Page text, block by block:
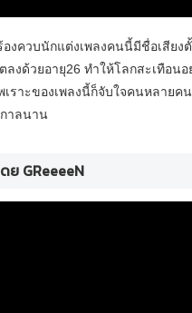
งควบนักแต่งเพลงคนนี้มีชื่อเสียง
ลงด้วยอายุ26 ทำให้โลกสะเทือนอ
ราะของเพลงนี้ก็จับใจคนหลายค
าลนาน
ย GReeeeN